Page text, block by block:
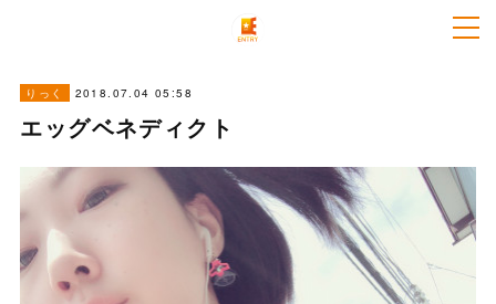
りっく 2018.07.04 05:58
エッグベネディクト